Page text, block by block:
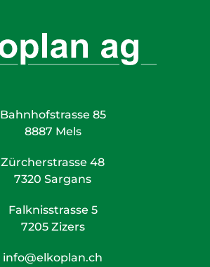
Bahnhofstrasse 85
8887 Mels
Zürcherstrasse 48
7320 Sargans
Falknisstrasse 5
7205 Zizers
info@elkoplan.ch